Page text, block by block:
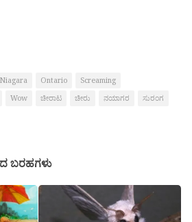
Niagara Ontario
Screaming
Wow ಚೀರಾಟ ಚೀರು ನಯಾಗರ
ಸುರಂಗ
ಬರಹಗಳು